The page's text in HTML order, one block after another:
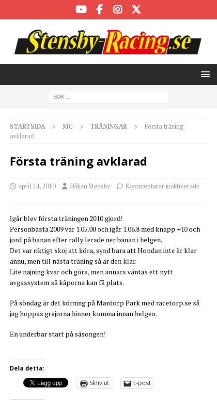
STARTSIDA MC TRÄNINGAR
Första träning
avklarad
Första träning avklarad
april 14, 2010 Håkan Stensby Kommentarer inaktiverade
Igår blev första träningen 2010 gjord!
Personbästa 2009 var 1.05.00 och igår 1.06.8 med knapp +10 och
jord på banan efter rally lerade ner banan i helgen.
Det var riktigt skoj att köra, synd bara att Hondan inte är klar
ännu, men till nästa träning så är den klar.
Lite najning kvar och göra, men annars väntas ett nytt
avgassystem så kåporna kan få plats.
På söndag är det körning på Mantorp Park med racetorp.se så
jag hoppas grejorna hinner komma innan helgen.
En underbar start på säsongen!
Dela detta:
Skriv ut
E-post